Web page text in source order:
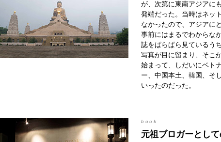
が、次第に東南アジアに
発端だった。当時はネッ
なかったので、アジアに
事前にはまるでわからな
誌をぱらぱら見ているう
写真が目に留まり、そこ
始まって、しだいにベト
ー、中国本土、韓国、そ
いったのだった。
book
元祖ブロガーとし